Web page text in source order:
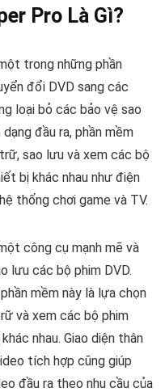
Pro Là Gì?
trong những phần
đổi DVD sang các
loại bỏ các bảo vệ sao
đầu ra, phần mềm
sao lưu và xem các bộ
bị khác nhau như điện
thống chơi game và TV.
công cụ mạnh mẽ và
lưu các bộ phim DVD.
mềm này là lựa chọn
và xem các bộ phim
nhau. Giao diện thân
tích hợp cũng giúp
đầu ra theo nhu cầu của